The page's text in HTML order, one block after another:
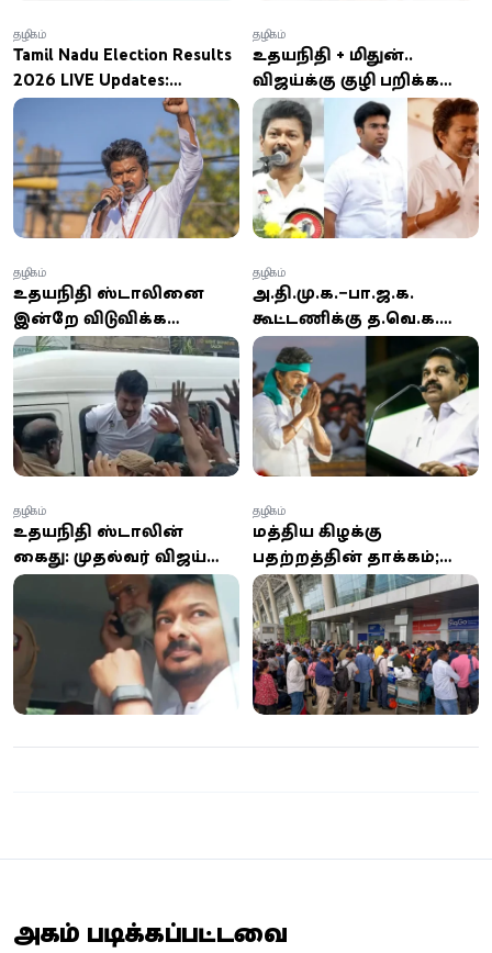
Tamil Nadu Election Results
2026 LIVE Updates:
முந்துகிறார் விஜய்.. 2-ம்
இடத்தில் அ.தி.மு.க..
தமிழகத்தில் ஆட்சி
அமைக்கப்போவது யார்? -
லைவ் அப்டேட்ஸ்
தமிழகம்
உதயநிதி + மிதுன்..
விஜய்க்கு குழி பறிக்க
“இணைந்த கைகள்”
திமுகவின் லெட்டர்
எடப்பாடி கையில்?
தமிழகம்
உதயநிதி ஸ்டாலினை
இன்றே விடுவிக்க
சென்னை உயர்
நீதிமன்றம் அதிரடி
உத்தரவு!
தமிழகம்
அ.தி.மு.க.–பா.ஜ.க.
கூட்டணிக்கு த.வெ.க.
வருமா? விஜய்யின்
முடிவுக்காக
காத்திருக்கும் தமிழக
அரசியல்
தமிழகம்
உதயநிதி ஸ்டாலின்
கைது: முதல்வர் விஜய்
மற்றும் நடிகை த்ரிஷா
குறித்து பேசியதால்
நடவடிக்கை!
தமிழகம்
மத்திய கிழக்கு
பதற்றத்தின் தாக்கம்;
சென்னை விமான
நிலையத்தில் 3-வது
நாளாக விமான சேவை
பாதிப்பு
தமிழகம்
அதிகம் படிக்கப்பட்டவை